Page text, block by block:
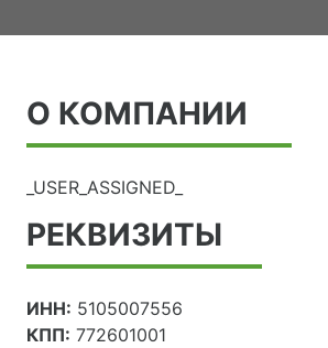
О КОМПАНИИ
_USER_ASSIGNED_
РЕКВИЗИТЫ
ИНН: 5105007556
КПП: 772601001